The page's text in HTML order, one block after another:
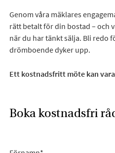
Genom våra mäklares
rätt betalt för din bostad – och
när du har tänkt sälja. Bli redo
drömboende dyker upp.
Ett kostnadsfritt möte kan
Boka kostnadsfri